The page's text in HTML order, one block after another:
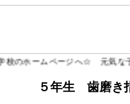
のホームページへ☆ 元気な子
５年生 歯磨き